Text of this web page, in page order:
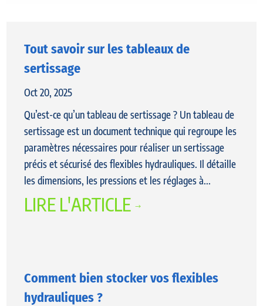
Tout savoir sur les tableaux de
sertissage
Oct 20, 2025
Qu’est-ce qu’un tableau de sertissage ? Un tableau de
sertissage est un document technique qui regroupe les
paramètres nécessaires pour réaliser un sertissage
précis et sécurisé des flexibles hydrauliques. Il détaille
les dimensions, les pressions et les réglages à...
LIRE L'ARTICLE $
Comment bien stocker vos flexibles
hydrauliques ?